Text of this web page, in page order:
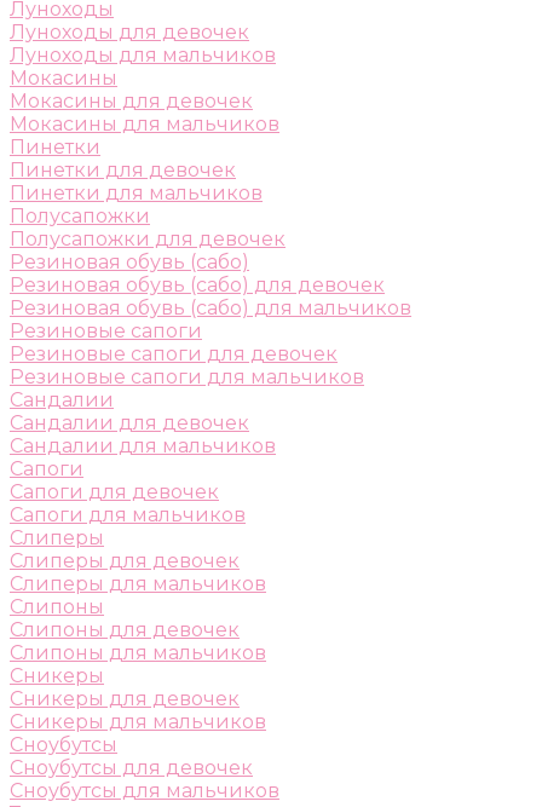
Луноходы
Луноходы для девочек
Луноходы для мальчиков
Мокасины
Мокасины для девочек
Мокасины для мальчиков
Пинетки
Пинетки для девочек
Пинетки для мальчиков
Полусапожки
Полусапожки для девочек
Резиновая обувь (сабо)
Резиновая обувь (сабо) для девочек
Резиновая обувь (сабо) для мальчиков
Резиновые сапоги
Резиновые сапоги для девочек
Резиновые сапоги для мальчиков
Сандалии
Сандалии для девочек
Сандалии для мальчиков
Сапоги
Сапоги для девочек
Сапоги для мальчиков
Слиперы
Слиперы для девочек
Слиперы для мальчиков
Слипоны
Слипоны для девочек
Слипоны для мальчиков
Сникеры
Сникеры для девочек
Сникеры для мальчиков
Сноубутсы
Сноубутсы для девочек
Сноубутсы для мальчиков